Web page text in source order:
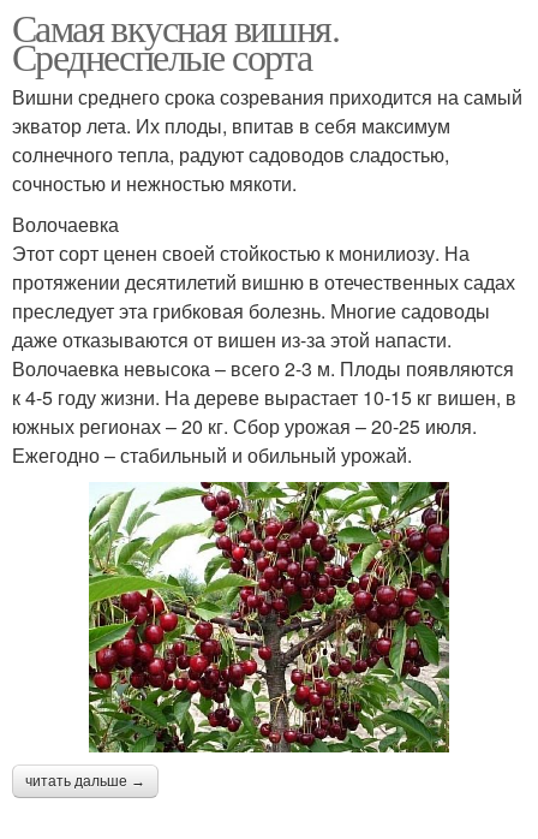
Карликовые сорта
Канадские сорта Летние сорта
Зимние сорта Новые сорта
Подходящие сорта Крупноплодные сорта
Желтые сорта Ранний сорт
Зимостойкие сорта Ранние сорта
Самая вкусная вишня.
Среднеспелые сорта
Вишни среднего срока созревания приходится на самый
экватор лета. Их плоды, впитав в себя максимум
солнечного тепла, радуют садоводов сладостью,
сочностью и нежностью мякоти.
Волочаевка
Этот сорт ценен своей стойкостью к монилиозу. На
протяжении десятилетий вишню в отечественных садах
преследует эта грибковая болезнь. Многие садоводы
даже отказываются от вишен из-за этой напасти.
Волочаевка невысока – всего 2-3 м. Плоды появляются
к 4-5 году жизни. На дереве вырастает 10-15 кг вишен, в
южных регионах – 20 кг. Сбор урожая – 20-25 июля.
Ежегодно – стабильный и обильный урожай.
читать дальше →